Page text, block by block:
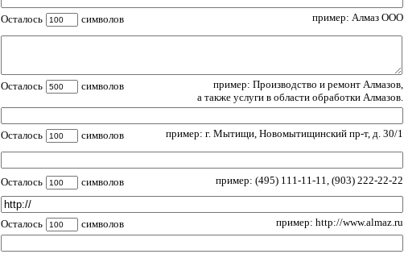
Осталось символов пример: Алмаз ООО
Осталось символов
пример: Производство и ремонт Алмазов,
а также услуги в области обработки Алмазов.
Осталось символов пример: г. Мытищи, Новомытищинский пр-т, д. 30/1
Осталось символов пример: (495) 111-11-11, (903) 222-22-22
Осталось символов пример: http://www.almaz.ru